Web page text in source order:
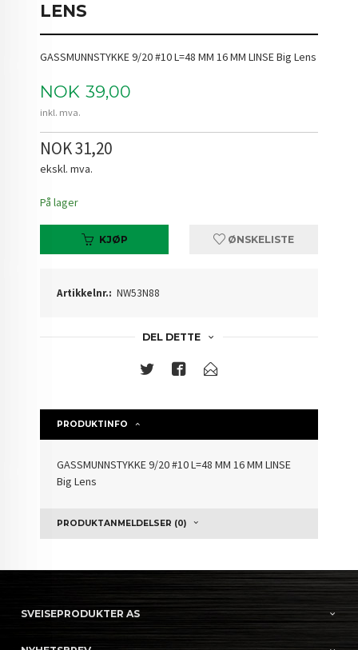
LENS
GASSMUNNSTYKKE 9/20 #10 L=48 MM 16 MM LINSE Big Lens
Pris
NOK 39,00
inkl. mva.
NOK 31,20
ekskl. mva.
På lager
KJØP ØNSKELISTE
Artikkelnr.: NW53N88
DEL DETTE
PRODUKTINFO
GASSMUNNSTYKKE 9/20 #10 L=48 MM 16 MM LINSE
Big Lens
PRODUKTANMELDELSER (0)
SVEISEPRODUKTER AS